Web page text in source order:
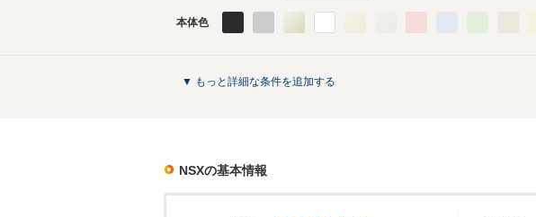
本体色
▼ もっと詳細な条件を追加する
NSXの基本情報